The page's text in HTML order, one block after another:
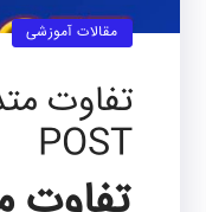
مقالات آموزشی
POST